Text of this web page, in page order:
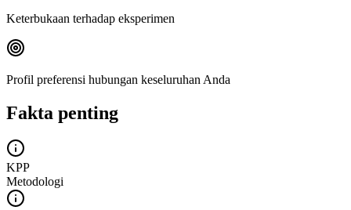
Keterbukaan terhadap eksperimen
Profil preferensi hubungan keseluruhan Anda
Fakta penting
KPP
Metodologi